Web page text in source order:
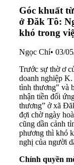
Góc khuất
ở Đăk Tô:
khó trong
Ngọc Chí• 03/
Trước sự thờ ơ
doanh nghiệp
tình thương" và
nhận tiền đối
thương” ở xã
đợi chờ ngày
cũng dần cảnh
phương thì khó
nghị của người
Chính quyền